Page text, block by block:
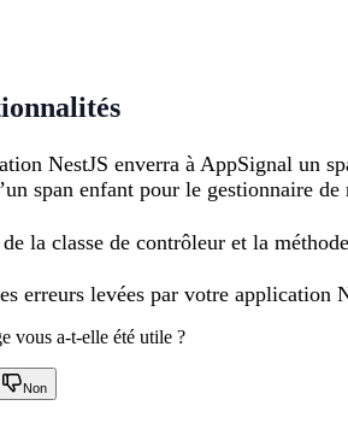
NestJS enverra à AppSignal un
span enfant pour le gestionnaire de
la classe de contrôleur et la
erreurs levées par votre application
vous a-t-elle été utile ?
Non